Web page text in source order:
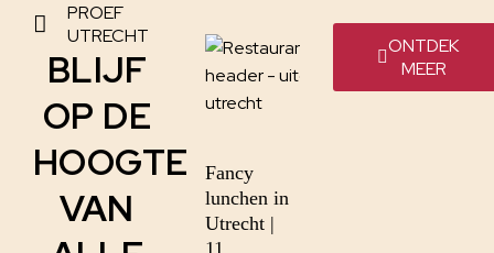
PROEF
UTRECHT
BLIJF
OP DE
HOOGTE
VAN
Fancy
lunchen in
Utrecht |
ONTDEK
MEER